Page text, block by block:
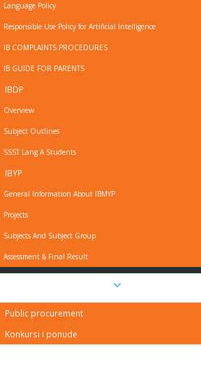
Language Policy
Responsible Use Policy for Artificial Intelligence
IB COMPLAINTS PROCEDURES
IB GUIDE FOR PARENTS
IBDP
Overview
Subject Outlines
SSST Lang A Students
IBYP
General Information About IBMYP
Projects
Subjects And Subject Group
Assessment & Final Result
Public procurement
Konkursi i ponude
NEWSLETTER
prijavite se na naš Newsletter.
OBRAZAC - MOLBA ZA ODSUSTVO SA
Obrazac - Molba za odsustvo sa nastave - PDF
Obrazac - Molba za odsustvo sa nastave - MS Word
IZJAVA RODITELJA O PRAVDANJU IZOSTANAKA